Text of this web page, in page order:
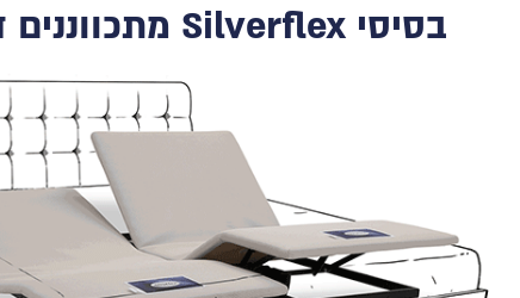
בסיסי Silverflex מתכווננים דור 5